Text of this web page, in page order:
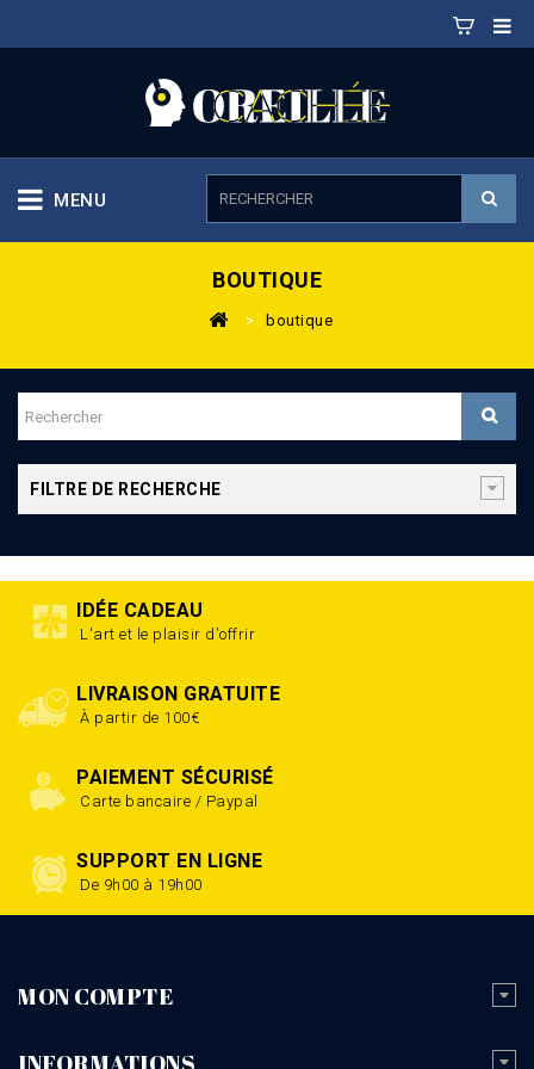
MENU
BOUTIQUE
> boutique
FILTRE DE RECHERCHE
IDÉE CADEAU
L'art et le plaisir d'offrir
LIVRAISON GRATUITE
À partir de 100€
PAIEMENT SÉCURISÉ
Carte bancaire / Paypal
SUPPORT EN LIGNE
De 9h00 à 19h00
MON COMPTE